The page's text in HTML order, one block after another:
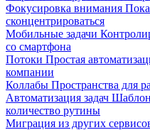
Фокусировка внимания
сконцентрироваться
Мобильные задачи
со смартфона
Потоки Простая
компании
Коллабы Пространства для
Автоматизация задач
количество рутины
Миграция из других